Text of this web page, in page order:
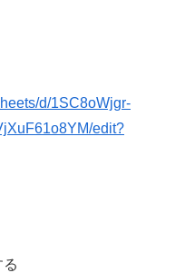
d/1SC8oWjgr-
edit?
る